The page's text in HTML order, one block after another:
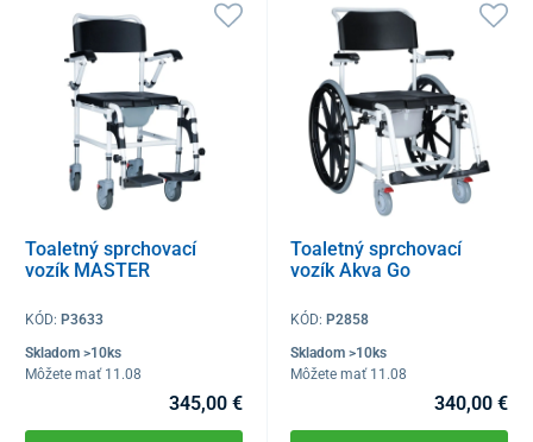
Toaletný sprchovací
vozík MASTER
KÓD: P3633
Skladom >10ks
Môžete mať 11.08
345,00 €
Toaletný sprchovací
vozík Akva Go
KÓD: P2858
Skladom >10ks
Môžete mať 11.08
340,00 €